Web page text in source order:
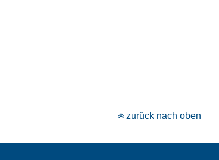
zurück nach oben